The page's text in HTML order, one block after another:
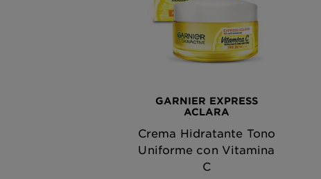
GARNIER EXPRESS
ACLARA
Crema Hidratante Tono
Uniforme con Vitamina
C